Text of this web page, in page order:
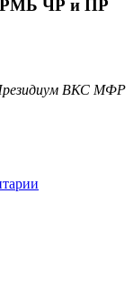
ЧР и ПР
Президиум ВКС МФР